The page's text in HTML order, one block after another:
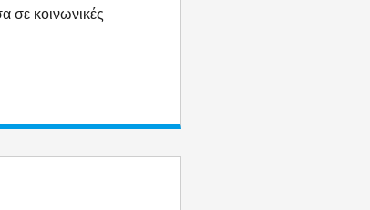
σε κοινωνικές